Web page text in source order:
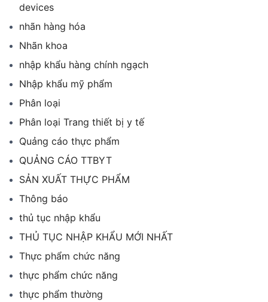
devices
nhãn hàng hóa
Nhãn khoa
nhập khẩu hàng chính ngạch
Nhập khẩu mỹ phẩm
Phân loại
Phân loại Trang thiết bị y tế
Quảng cáo thực phẩm
QUẢNG CÁO TTBYT
SẢN XUẤT THỰC PHẨM
Thông báo
thủ tục nhập khẩu
THỦ TỤC NHẬP KHẨU MỚI NHẤT
Thực phẩm chức năng
thực phẩm chức năng
thực phẩm thường